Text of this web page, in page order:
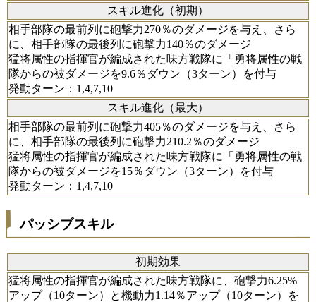
スキル進化（初期）
相手部隊の最前列に砲撃力270％のダメージを与え、さら
に、相手部隊の最後列に砲撃力140％のダメージ
猛将属性の指揮官が編成された味方戦隊に「勇将属性の戦
隊からの被ダメージを9.6％ダウン（3ターン）を付与
発動ターン：1,4,7,10
スキル進化（最大）
相手部隊の最前列に砲撃力405％のダメージを与え、さら
に、相手部隊の最後列に砲撃力210.2％のダメージ
猛将属性の指揮官が編成された味方戦隊に「勇将属性の戦
隊からの被ダメージを15％ダウン（3ターン）を付与
発動ターン：1,4,7,10
パッシブスキル
初期効果
猛将属性の指揮官が編成された味方戦隊に、砲撃力6.25%
アップ（10ターン）と機動力1.14％アップ（10ターン）を